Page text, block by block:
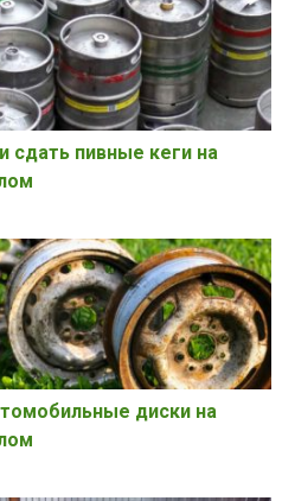
сдать пивные кеги на
диски на